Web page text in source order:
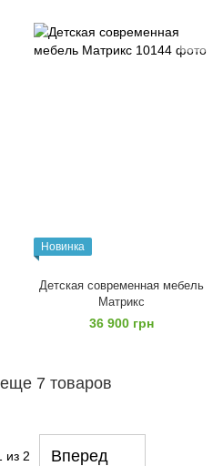
Новинка
Детская современная мебель
Матрикс
36 900 грн
7 товаров
из 2 Вперед